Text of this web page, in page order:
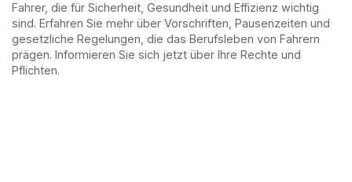
Fahrer, die für Sicherheit, Gesundheit und Effizienz wichtig
sind. Erfahren Sie mehr über Vorschriften, Pausenzeiten und
gesetzliche Regelungen, die das Berufsleben von Fahrern
prägen. Informieren Sie sich jetzt über Ihre Rechte und
Pflichten.